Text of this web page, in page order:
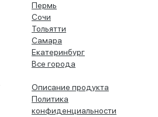
Пермь
Сочи
Тольятти
Самара
Екатеринбург
Все города
Описание продукта
Политика
конфиденциальности